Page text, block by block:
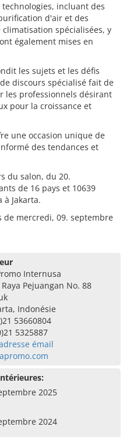
incluant des
d'air et des
spécialisées, y
également mises en
les sujets et les défis
discours spécialisé fait de
les professionnels désirant
pour la croissance et
une occasion unique de
des tendances et
du salon, du 20.
de 16 pays et 10639
à Jakarta.
de mercredi, 09. septembre
Internusa
Raya Pejuangan No. 88
Indonésie
53660804
5325887
émail
2025
2024